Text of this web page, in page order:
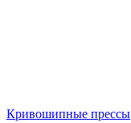
Кривошипные прессы